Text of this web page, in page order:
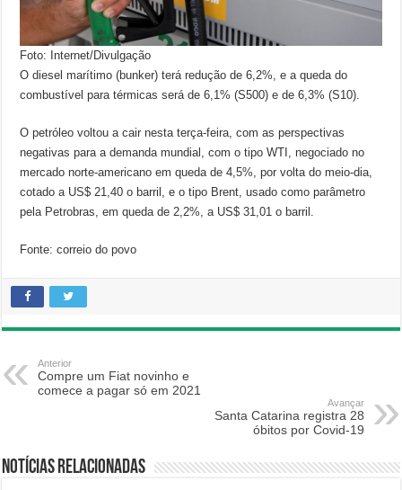
Foto: Internet/Divulgação
O diesel marítimo (bunker) terá redução de 6,2%, e a queda do
combustível para térmicas será de 6,1% (S500) e de 6,3% (S10).
O petróleo voltou a cair nesta terça-feira, com as perspectivas
negativas para a demanda mundial, com o tipo WTI, negociado no
mercado norte-americano em queda de 4,5%, por volta do meio-dia,
cotado a US$ 21,40 o barril, e o tipo Brent, usado como parâmetro
pela Petrobras, em queda de 2,2%, a US$ 31,01 o barril.
Fonte: correio do povo
Anterior
Compre um Fiat novinho e
comece a pagar só em 2021
Avançar
Santa Catarina registra 28
óbitos por Covid-19
Notícias relacionadas